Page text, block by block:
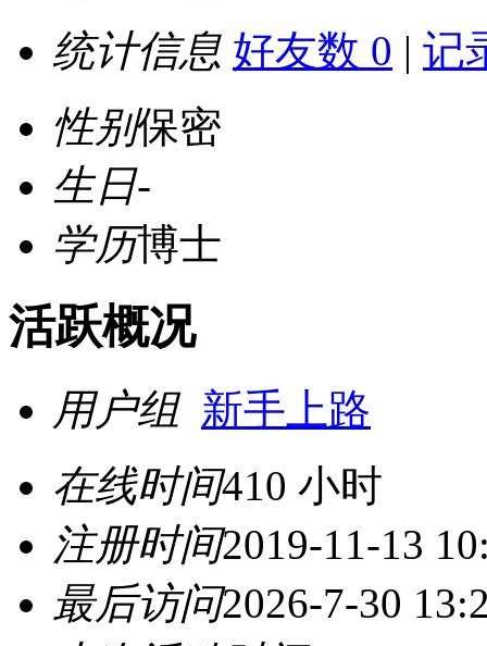
统计信息 好友数 0 | 记
性别保密
生日-
学历博士
活跃概况
用户组 新手上路
在线时间410 小时
注册时间2019-11-13
最后访问2026-7-30